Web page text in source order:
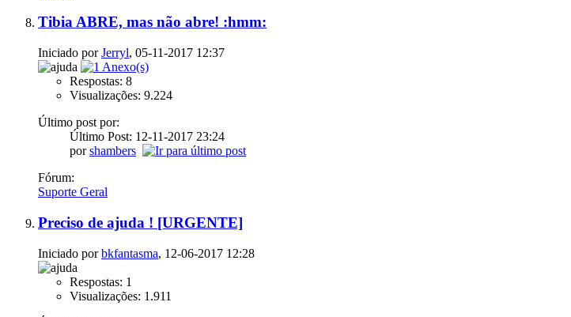
Tibia ABRE, mas não abre! :hmm:
Iniciado porJerryl, 05-11-2017 12:37
Respostas: 8
Visualizações: 9.224
Último post por:
Último Post: 12-11-2017 23:24
porshambers
Fórum:
Suporte Geral
Preciso de ajuda ! [URGENTE]
Iniciado porbkfantasma, 12-06-2017 12:28
Respostas: 1
Visualizações: 1.911